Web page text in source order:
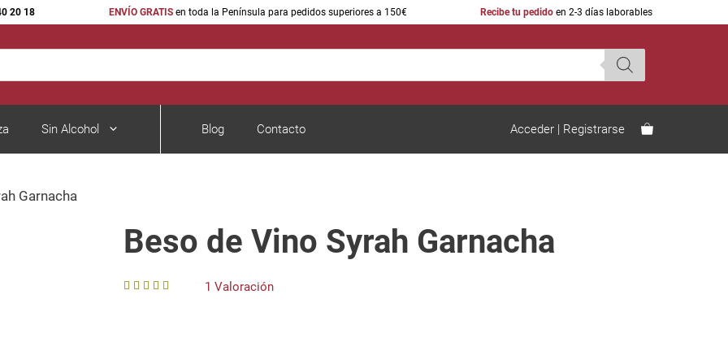
20 18 ENVÍO GRATIS en toda la Península para pedidos superiores a 150€ Recibe tu pedido en 2-3 días laborables
Vinos Rosados del Bajo Aragón
Vinos de Navarra
Vinos Rosados Somontano
Champagne
Vinos Ecológicos españoles
Sin Alcohol Blog Contacto Acceder | Registrarse
Garnacha
Beso de Vino Syrah Garnacha
1 Valoración